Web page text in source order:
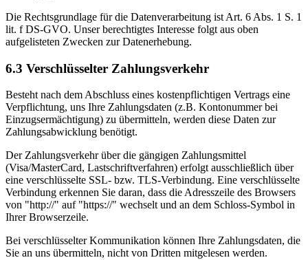
Die Rechtsgrundlage für die Datenverarbeitung ist Art. 6 Abs. 1 S. 1
lit. f DS-GVO. Unser berechtigtes Interesse folgt aus oben
aufgelisteten Zwecken zur Datenerhebung.
6.3 Verschlüsselter Zahlungsverkehr
Besteht nach dem Abschluss eines kostenpflichtigen Vertrags eine
Verpflichtung, uns Ihre Zahlungsdaten (z.B. Kontonummer bei
Einzugsermächtigung) zu übermitteln, werden diese Daten zur
Zahlungsabwicklung benötigt.
Der Zahlungsverkehr über die gängigen Zahlungsmittel
(Visa/MasterCard, Lastschriftverfahren) erfolgt ausschließlich über
eine verschlüsselte SSL- bzw. TLS-Verbindung. Eine verschlüsselte
Verbindung erkennen Sie daran, dass die Adresszeile des Browsers
von "http://" auf "https://" wechselt und an dem Schloss-Symbol in
Ihrer Browserzeile.
Bei verschlüsselter Kommunikation können Ihre Zahlungsdaten, die
Sie an uns übermitteln, nicht von Dritten mitgelesen werden.